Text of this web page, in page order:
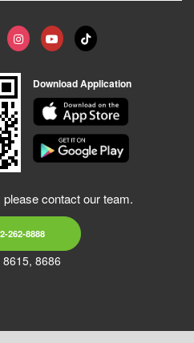
Download Application
contact our team.
262-8888
8615, 8686